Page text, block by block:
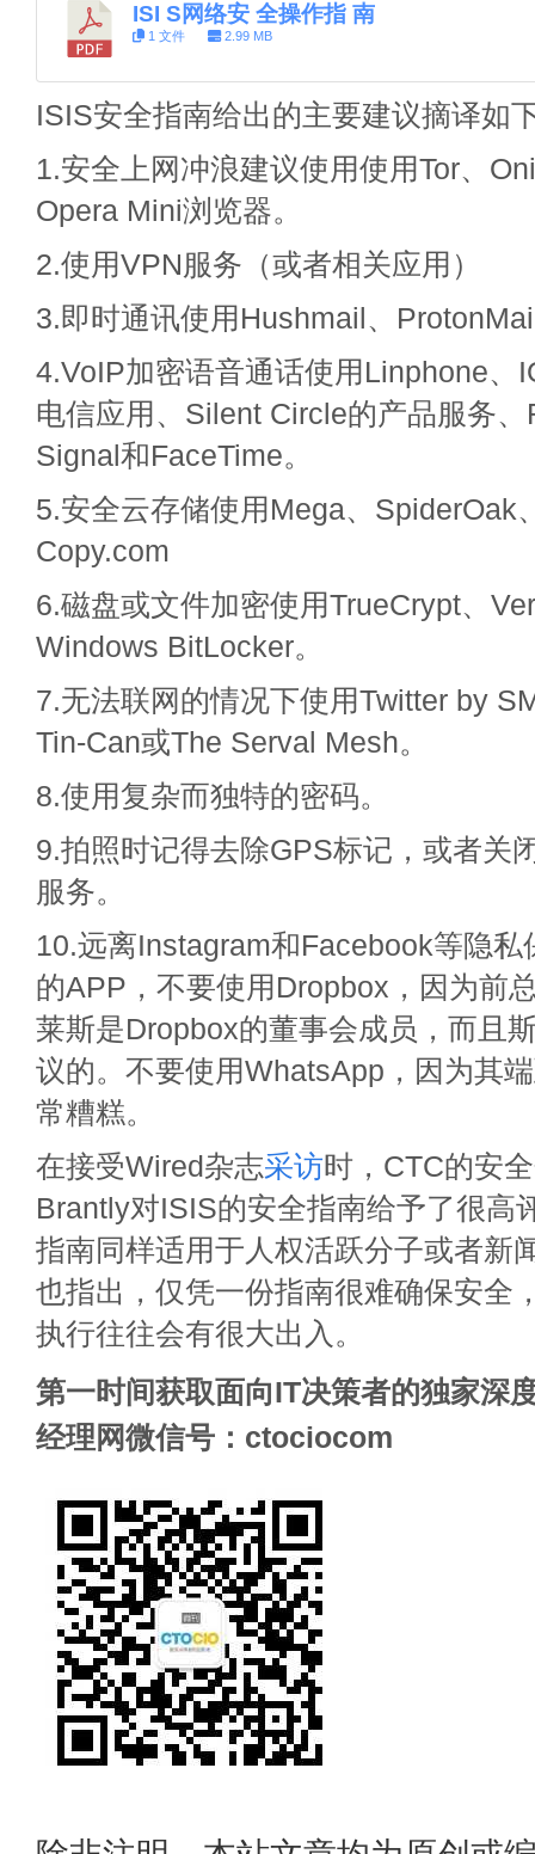
ISI S网络安 全操作指 南
1 文件 2.99 MB
ISIS安全指南给出的主要建议摘译如
1.安全上网冲浪建议使用使用Tor、
Opera Mini浏览器。
2.使用VPN服务（或者相关应用）
3.即时通讯使用Hushmail、
4.VoIP加密语音通话使用Linphone、
电信应用、Silent Circle的产品服务
Signal和FaceTime。
5.安全云存储使用Mega、SpiderOak
Copy.com
6.磁盘或文件加密使用TrueCrypt、
Windows BitLocker。
7.无法联网的情况下使用Twitter by
Tin-Can或The Serval Mesh。
8.使用复杂而独特的密码。
9.拍照时记得去除GPS标记，或者关
服务。
10.远离Instagram和Facebook等隐私
的APP，不要使用Dropbox，因为前
莱斯是Dropbox的董事会成员，而且
议的。不要使用WhatsApp，因为其
常糟糕。
在接受Wired杂志采访时，CTC的安
Brantly对ISIS的安全指南给予了很高
指南同样适用于人权活跃分子或者新
也指出，仅凭一份指南很难确保安全
执行往往会有很大出入。
第一时间获取面向IT决策者的独家深
经理网微信号：ctociocom